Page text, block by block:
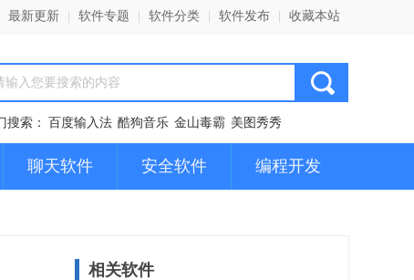
最新更新 软件专题 软件分类 软件发布 收藏本站
搜索： 百度输入法 酷狗音乐 金山毒霸 美图秀秀
聊天软件 安全软件 编程开发
相关软件